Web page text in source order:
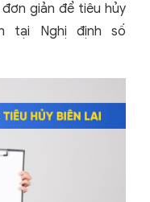
giản để tiêu hủy
tại Nghị định số